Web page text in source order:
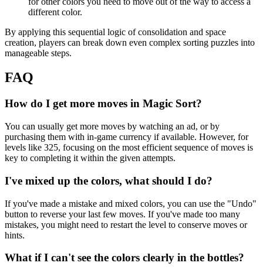
different color.
By applying this sequential logic of consolidation and space
creation, players can break down even complex sorting puzzles into
manageable steps.
FAQ
How do I get more moves in Magic Sort?
You can usually get more moves by watching an ad, or by
purchasing them with in-game currency if available. However, for
levels like 325, focusing on the most efficient sequence of moves is
key to completing it within the given attempts.
I've mixed up the colors, what should I do?
If you've made a mistake and mixed colors, you can use the "Undo"
button to reverse your last few moves. If you've made too many
mistakes, you might need to restart the level to conserve moves or
hints.
What if I can't see the colors clearly in the bottles?